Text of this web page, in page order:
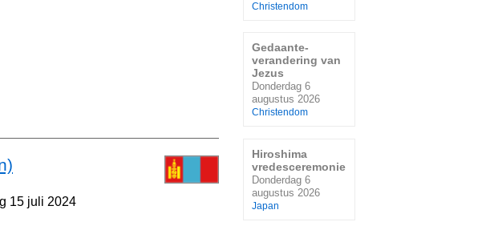
15 juli 2024
Christendom
Gedaante-
verandering van
Jezus
Donderdag 6
augustus 2026
Christendom
Hiroshima
vredesceremonie
Donderdag 6
augustus 2026
Japan